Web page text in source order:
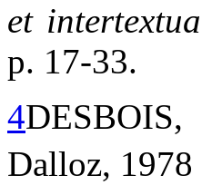
et
p. 17-33.
4
Dalloz, 1978